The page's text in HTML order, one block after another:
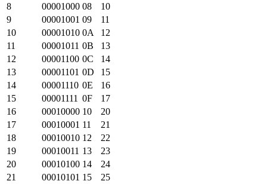
8
00001000 08
10
9
00001001 09
11
10
00001010 0A
12
11
00001011 0B
13
12
00001100 0C
14
13
00001101 0D
15
14
00001110 0E
16
15
00001111 0F
17
16
00010000 10
20
17
00010001 11
21
18
00010010 12
22
19
00010011 13
23
20
00010100 14
24
21
00010101 15
25